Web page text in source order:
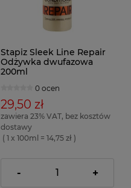
Stapiz Sleek Line Repair
Odżywka dwufazowa
200ml
0 ocen
29,50 zł
zawiera 23% VAT, bez kosztów
dostawy
( 1 x 100ml = 14,75 zł )
- +